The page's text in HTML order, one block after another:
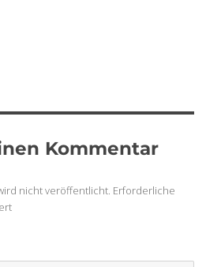
Kommentar
nicht veröffentlicht. Erforderliche